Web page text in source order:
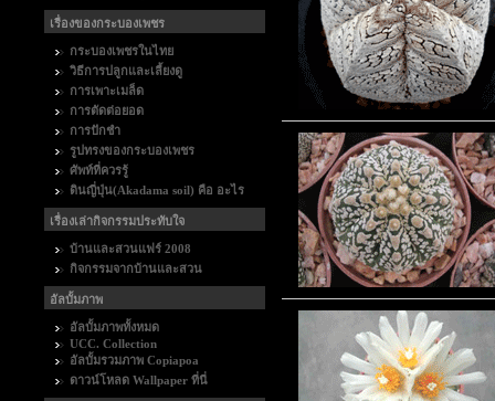
เรื่องของกระบองเพชร
กระบองเพชรในไทย
วิธีการปลูกและเลี้ยงดู
การเพาะเมล็ด
การตัดต่อยอด
การปักชำ
รูปทรงของกระบองเพชร
ศัพท์ที่ควรรู้
ดินญี่ปุ่น(Akadama soil) คือ อะไร
เรื่องเล่ากิจกรรมประทับใจ
บ้านและสวนแฟร์ 2008
กิจกรรมจากบ้านและสวน
อัลบั้มภาพ
อัลบั้มภาพทั้งหมด
UCC. Collection
อัลบั้มรวมภาพ Copiapoa
ดาวน์โหลด Wallpaper ที่นี่